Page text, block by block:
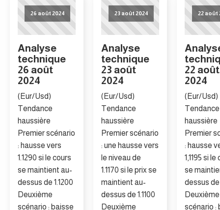
26 août 2024
Analyse
technique
26 août
2024
(Eur/Usd)
Tendance
haussière
Premier scénario
: hausse vers
1.1290 si le cours
se maintient au-
dessus de 1.1200
Deuxième
scénario : baisse
23 août 2024
Analyse
technique
23 août
2024
(Eur/Usd)
Tendance
haussière
Premier scénario
: une hausse vers
le niveau de
1.1170 si le prix se
maintient au-
dessus de 1.1100
Deuxième
22 août
22 août
2024
(Eur/Usd)
Tendance
haussière
Premier
: hausse
1,1195 si le
se
dessus de
Deuxième
scénario :